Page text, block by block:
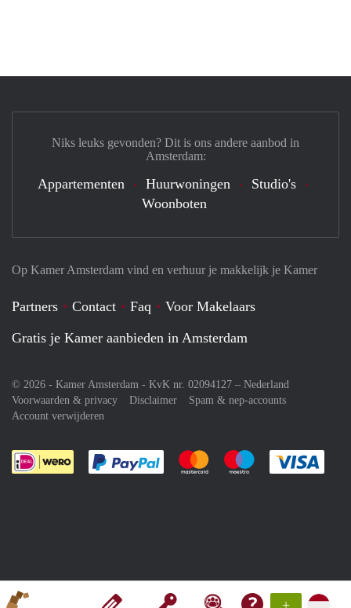
+
Op Kamer Amsterdam vind en verhuur je makkelijk je Kamer
Partners Contact Faq
Voor Makelaars
Gratis je Kamer aanbieden in Amsterdam
© 2026 - Kamer Amsterdam - KvK nr. 02094127 – Nederland
Voorwaarden & privacy
Disclaimer
Spam & nep-accounts
Account verwijderen
Je rekent gemakkelijk af met Paypal
Je rekent gemakkelijk af met
Je rekent
Niks leuks gevonden? Dit is ons andere aanbod in
Amsterdam:
Appartementen Huurwoningen
Studio's
Woonboten